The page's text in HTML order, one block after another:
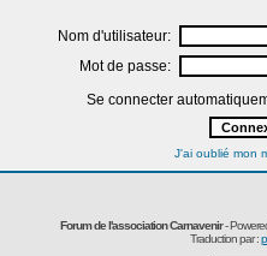
Nom d'utilisateur:
Mot de passe:
Se connecter
J'ai oublié mon
Forum de l'association Carnavenir-
Traduction par :